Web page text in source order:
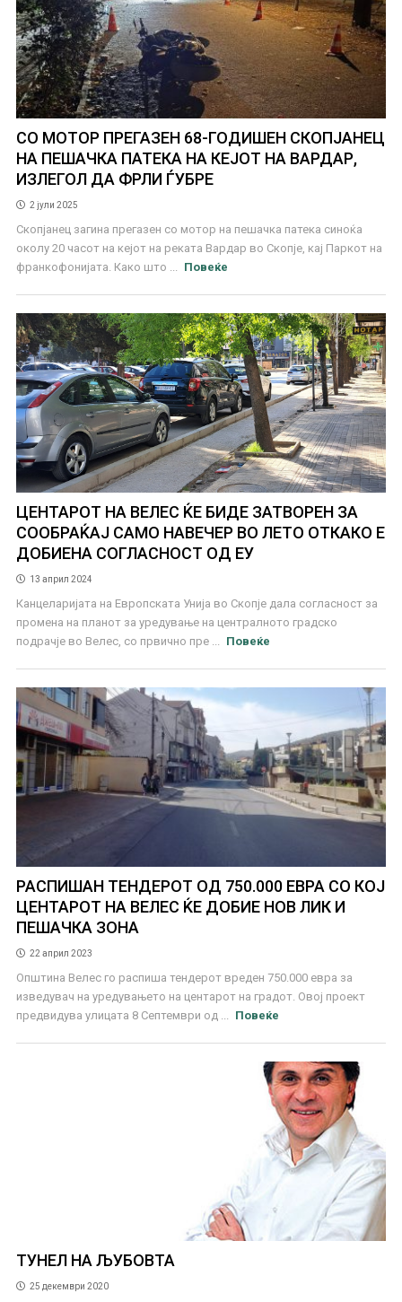
СО МОТОР ПРЕГАЗЕН 68-ГОДИШЕН СКОПЈАНЕЦ
НА ПЕШАЧКА ПАТЕКА НА КЕЈОТ НА ВАРДАР,
ИЗЛЕГОЛ ДА ФРЛИ ЃУБРЕ
2 јули 2025
Скопјанец загина прегазен со мотор на пешачка патека синоќа
околу 20 часот на кејот на реката Вардар во Скопје, кај Паркот на
франкофонијата. Како што ...
Повеќе
ЦЕНТАРОТ НА ВЕЛЕС ЌЕ БИДЕ ЗАТВОРЕН ЗА
СООБРАЌАЈ САМО НАВЕЧЕР ВО ЛЕТО ОТКАКО Е
ДОБИЕНА СОГЛАСНОСТ ОД ЕУ
13 април 2024
Канцеларијата на Европската Унија во Скопје дала согласност за
промена на планот за уредување на централното градско
подрачје во Велес, со првично пре ...
Повеќе
РАСПИШАН ТЕНДЕРОТ ОД 750.000 ЕВРА СО КОЈ
ЦЕНТАРОТ НА ВЕЛЕС ЌЕ ДОБИЕ НОВ ЛИК И
ПЕШАЧКА ЗОНА
22 април 2023
Општина Велес го распиша тендерот вреден 750.000 евра за
изведувач на уредувањето на центарот на градот. Овој проект
предвидува улицата 8 Септември од ...
Повеќе
ТУНЕЛ НА ЉУБОВТА
25 декември 2020